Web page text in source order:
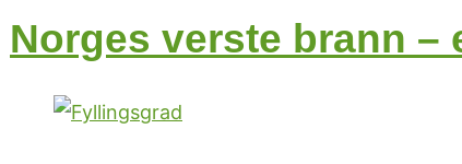
Norges verste brann